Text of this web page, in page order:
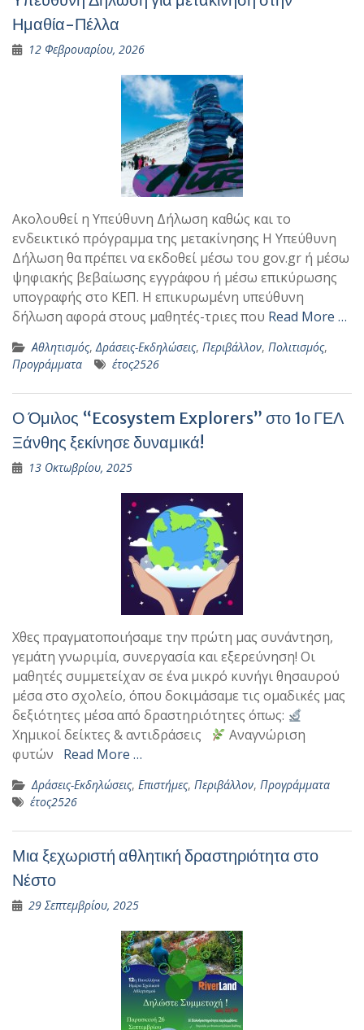
Ημαθία-Πέλλα
12 Φεβρουαρίου, 2026
Ακολουθεί η Υπεύθυνη Δήλωση καθώς και το
ενδεικτικό πρόγραμμα της μετακίνησης Η Υπεύθυνη
Δήλωση θα πρέπει να εκδοθεί μέσω του gov.gr ή μέσω
ψηφιακής βεβαίωσης εγγράφου ή μέσω επικύρωσης
υπογραφής στο ΚΕΠ. Η επικυρωμένη υπεύθυνη
δήλωση αφορά στους μαθητές-τριες που Read More …
Αθλητισμός,Δράσεις-Εκδηλώσεις, Περιβάλλον, Πολιτισμός,
Προγράμματα
έτος2526
Ο Όμιλος “Ecosystem Explorers” στο 1ο ΓΕΛ
Ξάνθης ξεκίνησε δυναμικά!
13 Οκτωβρίου, 2025
Χθες πραγματοποιήσαμε την πρώτη μας συνάντηση,
γεμάτη γνωριμία, συνεργασία και εξερεύνηση! Οι
μαθητές συμμετείχαν σε ένα μικρό κυνήγι θησαυρού
μέσα στο σχολείο, όπου δοκιμάσαμε τις ομαδικές μας
δεξιότητες μέσα από δραστηριότητες όπως:
Χημικοί δείκτες & αντιδράσεις
Αναγνώριση
φυτών Read More …
Δράσεις-Εκδηλώσεις, Επιστήμες, Περιβάλλον, Προγράμματα
έτος2526
Μια ξεχωριστή αθλητική δραστηριότητα στο
Νέστο
29 Σεπτεμβρίου, 2025